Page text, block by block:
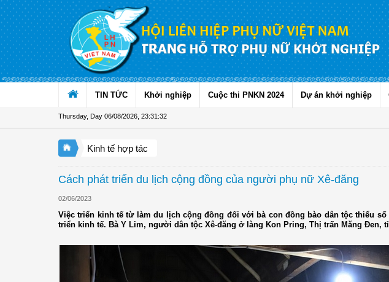
Skip to Content
TIN TỨC Khởi nghiệp Cuộc thi PNKN 2024 Dự án khởi nghiệp
Thursday, Day 06/08/2026 23:31:33
Kinh tế hợp tác
Cách phát triển du lịch cộng đồng của người phụ nữ Xê-đăng
02/06/2023
Việc triển kinh tế từ làm du lịch cộng đồng đối với bà con đồng bào dân tộc thiểu
triển kinh tế. Bà Y Lim, người dân tộc Xê-đăng ở làng Kon Pring, Thị trấn Măng Đen,